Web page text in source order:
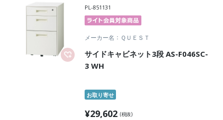
PL-851131
メーカー名 ＱＵＥＳＴ
サイドキャビネット3段 AS-F046SC-
3 WH
お取り寄せ
¥29,602 (税抜)